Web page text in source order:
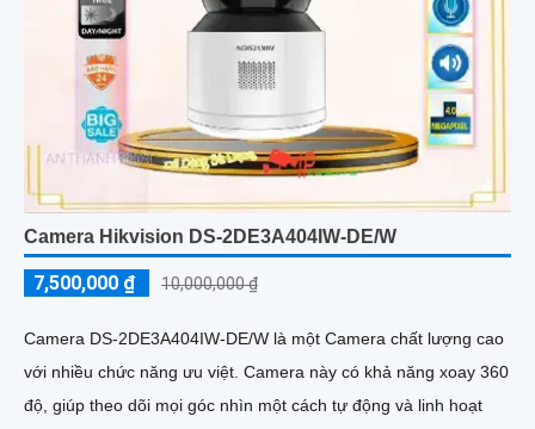
Camera Hikvision DS-2DE3A404IW-DE/W
7,500,000 ₫ 10,000,000 ₫
Camera DS-2DE3A404IW-DE/W là một Camera chất lượng cao
với nhiều chức năng ưu việt. Camera này có khả năng xoay 360
độ, giúp theo dõi mọi góc nhìn một cách tự động và linh hoạt